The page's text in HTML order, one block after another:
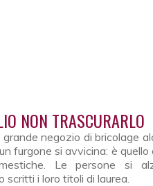
NON TRASCURARLO
negozio di bricolage
furgone si avvicina: è quello
Le persone si
scritti i loro titoli di laurea.